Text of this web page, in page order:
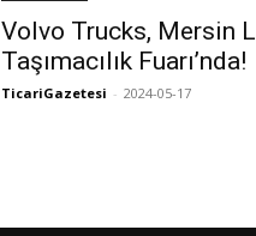
Volvo Trucks, Mersin
Taşımacılık Fuarı’nda!
TicariGazetesi - 2024-05-17